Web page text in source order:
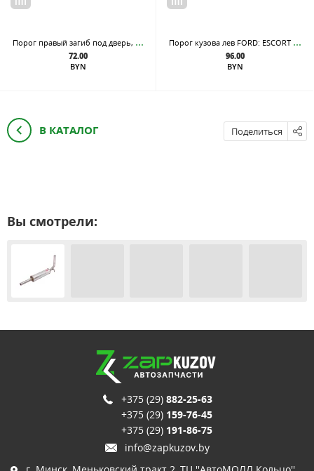
Пор
ог правый загиб под дверь, из оцинкованной стали
72.00
BYN
Пор
ог кузова лев FORD: ESCORT 09.90-02.95 4дв
96.00
BYN
В КАТАЛОГ Поделиться
Вы смотрели:
+375 (29) 882-25-63
+375 (29) 159-76-45
+375 (29) 191-86-75
info@zapkuzov.by